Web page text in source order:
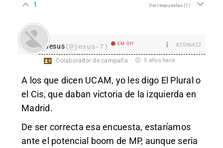
1 Ver respuestas(1)
Jesus(@jesus-7) EM Off #2096422
Colaborador de campaña 5 años hace
A los que dicen UCAM, yo les digo El Plural o
el Cis, que daban victoria de la izquierda en
Madrid.
De ser correcta esa encuesta, estaríamos
ante el potencial boom de MP, aunque seria